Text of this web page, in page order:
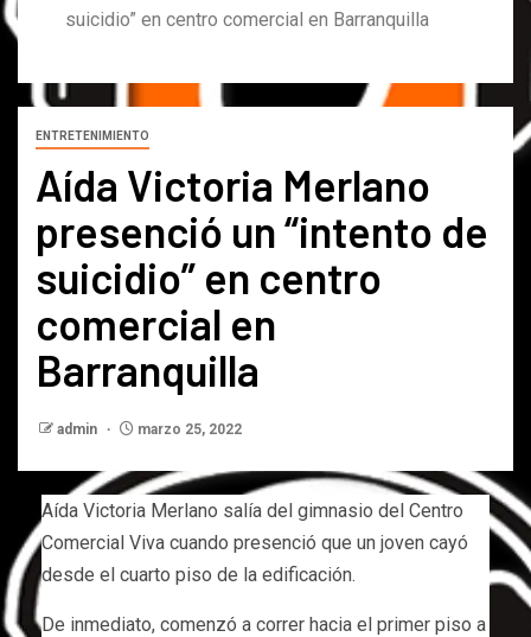
suicidio” en centro comercial en Barranquilla
ENTRETENIMIENTO
Aída Victoria Merlano
presenció un “intento de
suicidio” en centro
comercial en
Barranquilla
admin marzo 25, 2022
Aída Victoria Merlano salía del gimnasio del Centro
Comercial Viva cuando presenció que un joven cayó
desde el cuarto piso de la edificación.
De inmediato, comenzó a correr hacia el primer piso a